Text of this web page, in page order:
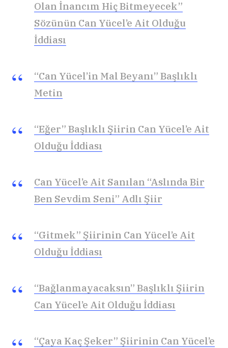
Olan İnancım Hiç Bitmeyecek”
Sözünün Can Yücel’e Ait Olduğu
İddiası
“Can Yücel’in Mal Beyanı” Başlıklı
Metin
“Eğer” Başlıklı Şiirin Can Yücel’e Ait
Olduğu İddiası
Can Yücel’e Ait Sanılan “Aslında Bir
Ben Sevdim Seni” Adlı Şiir
“Gitmek” Şiirinin Can Yücel’e Ait
Olduğu İddiası
“Bağlanmayacaksın” Başlıklı Şiirin
Can Yücel’e Ait Olduğu İddiası
“Çaya Kaç Şeker” Şiirinin Can Yücel’e